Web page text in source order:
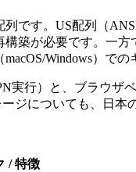
です。US配列（
築が必要です。一
Windows）で
実行）と、ブラウ
ジについても、日
/ 特徴